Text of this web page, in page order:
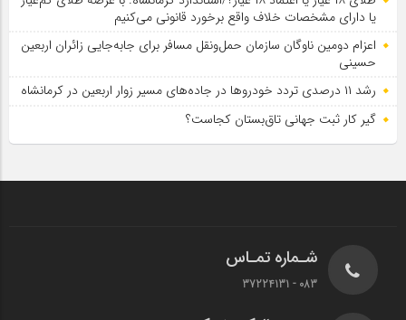
یا دارای مشخصات خلاف واقع برخورد قانونی می‌کنیم
اعزام دومین ناوگان سازمان حمل‌ونقل مسافر برای جابه‌جایی زائران اربعین
حسینی
رشد ۱۱ درصدی تردد خودروها در جاده‌های مسیر زوار اربعین در کرمانشاه
گیر کار ثبت جهانی تاق‌بستان کجاست؟
شـماره تمـاس
083 - 37224131